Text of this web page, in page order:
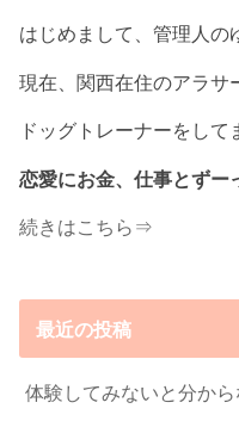
はじめまして、管理人の
現在、関西在住のアラサ
ドッグトレーナーをして
恋愛にお金、仕事とずー
続きはこちら⇒
最近の投稿
体験してみないと分か